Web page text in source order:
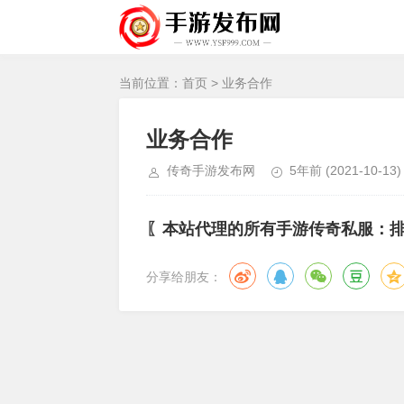
当前位置： 首页 > 业务合作
业务合作
传奇手游发布网 5年前 (2021-10-13)
〖本站代理的所有手游传奇私服：
分享给朋友：